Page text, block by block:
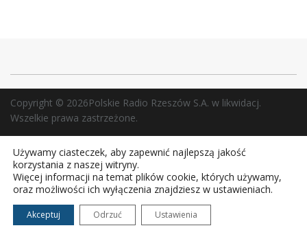
Copyright © 2026Polskie Radio Rzeszów S.A. w likwidacj.
Wszelkie prawa zastrzeżone.
Używamy ciasteczek, aby zapewnić najlepszą jakość
korzystania z naszej witryny.
Więcej informacji na temat plików cookie, których używamy,
oraz możliwości ich wyłączenia znajdziesz w ustawieniach.
Akceptuj Odrzuć Ustawienia